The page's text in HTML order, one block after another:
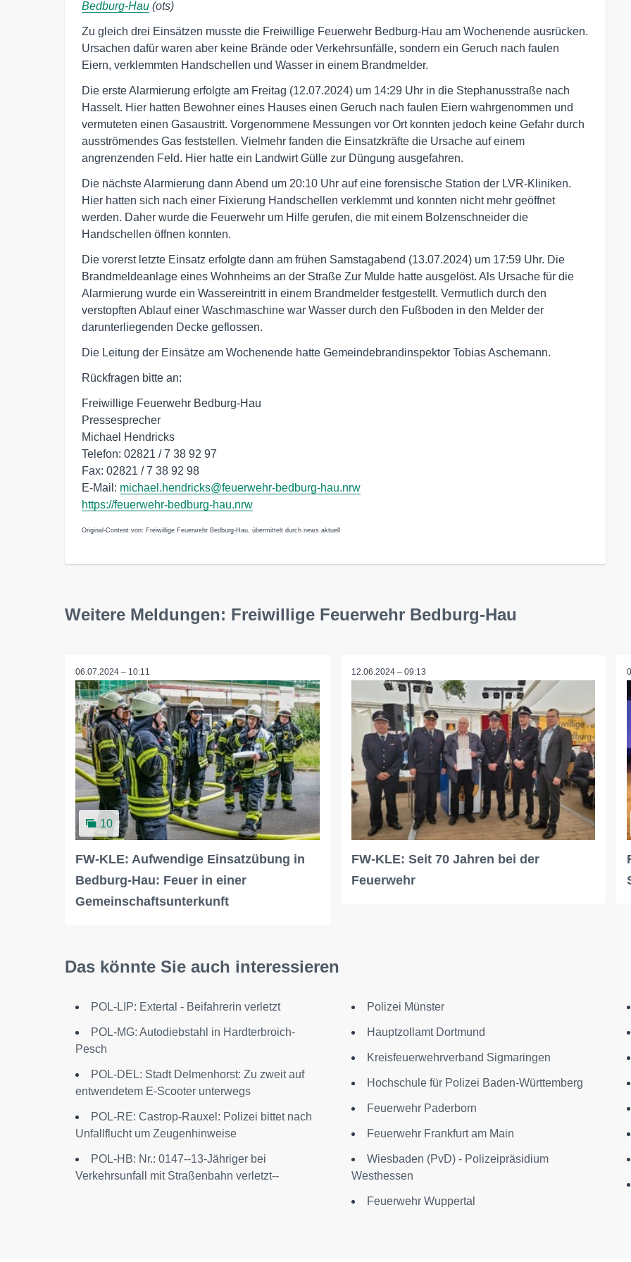
Bedburg-Hau (ots)
Zu gleich drei Einsätzen musste die Freiwillige Feuerwehr Bedburg-Hau am Wochenende ausrücken.
Ursachen dafür waren aber keine Brände oder Verkehrsunfälle, sondern ein Geruch nach faulen
Eiern, verklemmten Handschellen und Wasser in einem Brandmelder.
Die erste Alarmierung erfolgte am Freitag (12.07.2024) um 14:29 Uhr in die Stephanusstraße nach
Hasselt. Hier hatten Bewohner eines Hauses einen Geruch nach faulen Eiern wahrgenommen und
vermuteten einen Gasaustritt. Vorgenommene Messungen vor Ort konnten jedoch keine Gefahr durch
ausströmendes Gas feststellen. Vielmehr fanden die Einsatzkräfte die Ursache auf einem
angrenzenden Feld. Hier hatte ein Landwirt Gülle zur Düngung ausgefahren.
Die nächste Alarmierung dann Abend um 20:10 Uhr auf eine forensische Station der LVR-Kliniken.
Hier hatten sich nach einer Fixierung Handschellen verklemmt und konnten nicht mehr geöffnet
werden. Daher wurde die Feuerwehr um Hilfe gerufen, die mit einem Bolzenschneider die
Handschellen öffnen konnten.
Die vorerst letzte Einsatz erfolgte dann am frühen Samstagabend (13.07.2024) um 17:59 Uhr. Die
Brandmeldeanlage eines Wohnheims an der Straße Zur Mulde hatte ausgelöst. Als Ursache für die
Alarmierung wurde ein Wassereintritt in einem Brandmelder festgestellt. Vermutlich durch den
verstopften Ablauf einer Waschmaschine war Wasser durch den Fußboden in den Melder der
darunterliegenden Decke geflossen.
Die Leitung der Einsätze am Wochenende hatte Gemeindebrandinspektor Tobias Aschemann.
Rückfragen bitte an:
Freiwillige Feuerwehr Bedburg-Hau
Pressesprecher
Michael Hendricks
Telefon: 02821 / 7 38 92 97
Fax: 02821 / 7 38 92 98
E-Mail: michael.hendricks@feuerwehr-bedburg-hau.nrw
https://feuerwehr-bedburg-hau.nrw
Original-Content von: Freiwillige Feuerwehr Bedburg-Hau, übermittelt durch news aktuell
Weitere Meldungen: Freiwillige Feuerwehr Bedburg-Hau
06.07.2024 – 10:11
10
FW-KLE: Aufwendige Einsatzübung in
Bedburg-Hau: Feuer in einer
Gemeinschaftsunterkunft
12.06.2024 – 09:13
FW-KLE: Seit 70 Jahren bei der
Feuerwehr
Das könnte Sie auch interessieren
POL-LIP: Extertal - Beifahrerin verletzt
POL-MG: Autodiebstahl in Hardterbroich-
Pesch
POL-DEL: Stadt Delmenhorst: Zu zweit auf
entwendetem E-Scooter unterwegs
POL-RE: Castrop-Rauxel: Polizei bittet nach
Unfallflucht um Zeugenhinweise
POL-HB: Nr.: 0147--13-Jähriger bei
Verkehrsunfall mit Straßenbahn verletzt--
Polizei Münster
Hauptzollamt Dortmund
Kreisfeuerwehrverband Sigmaringen
Hochschule für Polizei Baden-Württemberg
Feuerwehr Paderborn
Feuerwehr Frankfurt am Main
Wiesbaden (PvD) - Polizeipräsidium
Westhessen
Feuerwehr Wuppertal